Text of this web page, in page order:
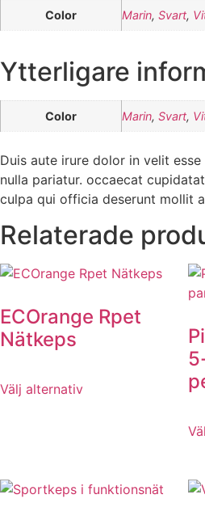
Color Marin, Svart,
Ytterligare
Color Marin, Svart,
Duis aute irure dolor in velit
nulla pariatur. occaecat
culpa qui officia deserunt mollit
Relaterade
ECOrange Rpet
Nätkeps
Välj alternativ
De